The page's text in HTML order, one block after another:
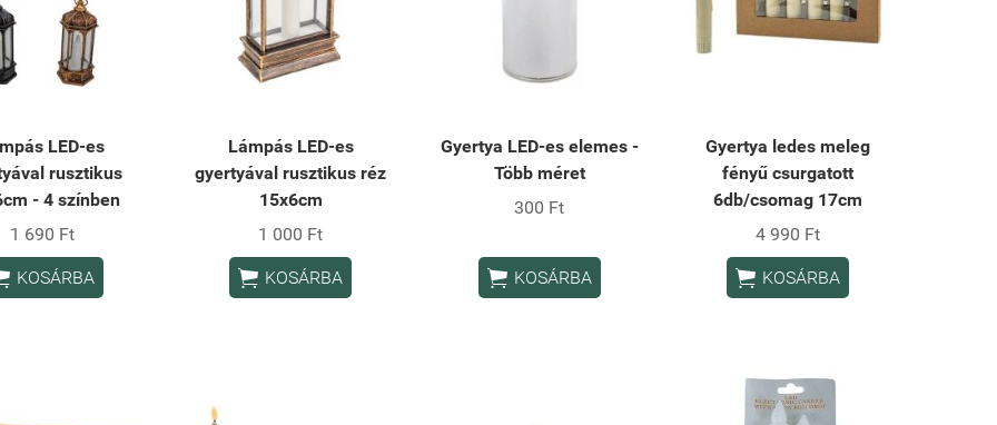
LED-es
rusztikus
- 4 színben
1 690 Ft
KOSÁRBA
Lámpás LED-es
gyertyával rusztikus réz
15x6cm
1 000 Ft
 KOSÁRBA
Gyertya LED-es elemes -
Több méret
300 Ft
 KOSÁRBA
Gyertya ledes meleg
fényű csurgatott
6db/csomag 17cm
4 990 Ft
 KOSÁRBA